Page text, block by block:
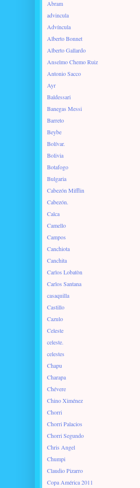
Abram
advincula
Advíncula
Alberto Bonnet
Alberto Gallardo
Anselmo Chemo Ruiz
Antonio Sacco
Ayr
Baldessari
Banegas Messi
Barreto
Beybe
Bolívar.
Bolivia
Botafogo
Bulgaria
Cabezón Mifflin
Cabezón.
Calca
Camello
Campos
Canchiota
Canchita
Carlos Lobatòn
Carlos Santana
casaquilla
Castillo
Cazulo
Celeste
celeste.
celestes
Chapu
Charapa
Chévere
Chino Ximénez
Chorri
Chorri Palacios
Chorri Segundo
Chris Angel
Chumpi
Claudio Pizarro
Copa América 2011